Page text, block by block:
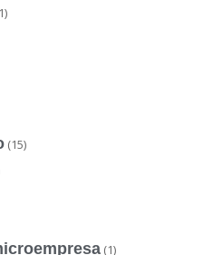
(15)
(1)